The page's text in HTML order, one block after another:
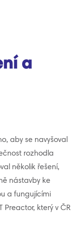
a
aby se navyšoval
rozhodla
několik řešení,
nástavby ke
a fungujícími
Preactor, který v ČR